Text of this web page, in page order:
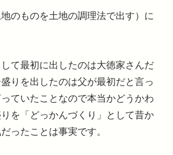
のものを土地の調理法で出す）に
て最初に出したのは大徳家さんだ
りを出したのは父が最初だと言っ
ていたことなので本当かどうかわ
を「どっかんづくり」として昔か
ったことは事実です。